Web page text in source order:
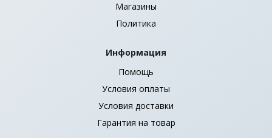
Магазины
Политика
Информация
Помощь
Условия оплаты
Условия доставки
Гарантия на товар